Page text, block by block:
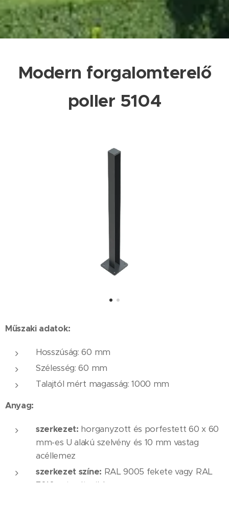
Modern forgalomterelő
poller 5104
Műszaki adatok:
Hosszúság: 60 mm
Szélesség: 60 ​​mm
Talajtól mért magasság: 1000 mm
Anyag:
szerkezet: horganyzott és porfestett 60 x 60
mm-es U alakú szelvény és 10 mm vastag
acéllemez
szerkezet színe: RAL 9005 fekete vagy RAL
7016 antracitszürke